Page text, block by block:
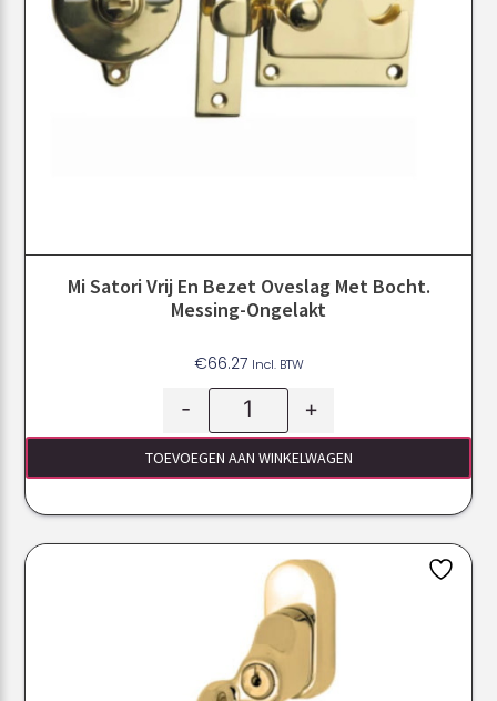
Mi Satori Vrij En Bezet Oveslag Met Bocht.
Messing-Ongelakt
€66.27 Incl. BTW
- +
TOEVOEGEN AAN WINKELWAGEN